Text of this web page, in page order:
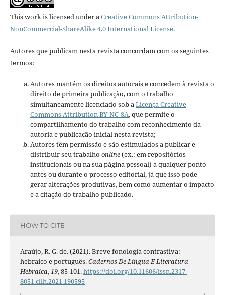
This work is licensed under aCreative Commons Attribution-
NonCommercial-ShareAlike 4.0 International License.
Autores que publicam nesta revista concordam com os seguintes
termos:
Autores mantém os direitos autorais e concedem à revista o
direito de primeira publicação, com o trabalho
simultaneamente licenciado sob aLicença Creative
Commons Attribution BY-NC-SA, que permite o
compartilhamento do trabalho com reconhecimento da
autoria e publicação inicial nesta revista;
Autores têm permissão e são estimulados a publicar e
distribuir seu trabalho online(ex.: em repositórios
institucionais ou na sua página pessoal) a qualquer ponto
antes ou durante o processo editorial, já que isso pode
gerar alterações produtivas, bem como aumentar o impacto
e a citação do trabalho publicado.
HOW TO CITE
Araújo, R. G. de. (2021). Breve fonologia contrastiva:
hebraico e português.Cadernos De Língua E Literatura
Hebraica,19, 85-101.https://doi.org/10.11606/issn.2317-
8051.cllh.2021.190595